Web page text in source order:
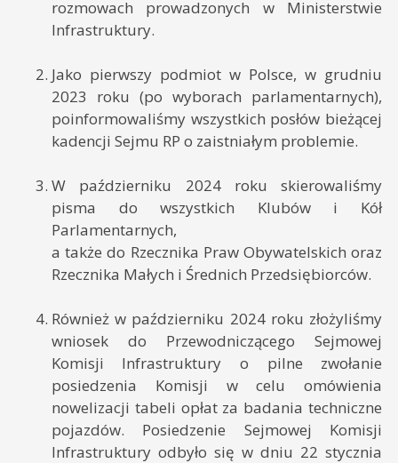
rozmowach prowadzonych w Ministerstwie
Infrastruktury.
Jako pierwszy podmiot w Polsce, w grudniu
2023 roku (po wyborach parlamentarnych),
poinformowaliśmy wszystkich posłów bieżącej
kadencji Sejmu RP o zaistniałym problemie.
W październiku 2024 roku skierowaliśmy
pisma do wszystkich Klubów i Kół
Parlamentarnych,
a także do Rzecznika Praw Obywatelskich oraz
Rzecznika Małych i Średnich Przedsiębiorców.
Również w październiku 2024 roku złożyliśmy
wniosek do Przewodniczącego Sejmowej
Komisji Infrastruktury o pilne zwołanie
posiedzenia Komisji w celu omówienia
nowelizacji tabeli opłat za badania techniczne
pojazdów. Posiedzenie Sejmowej Komisji
Infrastruktury odbyło się w dniu 22 stycznia